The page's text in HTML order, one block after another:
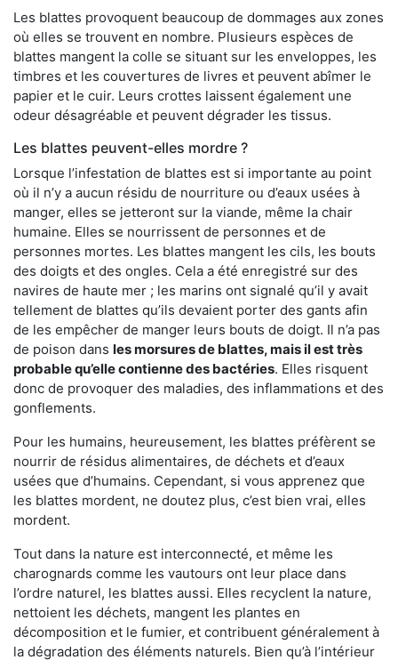
Les blattes provoquent beaucoup de dommages aux zones
où elles se trouvent en nombre. Plusieurs espèces de
blattes mangent la colle se situant sur les enveloppes, les
timbres et les couvertures de livres et peuvent abîmer le
papier et le cuir. Leurs crottes laissent également une
odeur désagréable et peuvent dégrader les tissus.
Les blattes peuvent-elles mordre ?
Lorsque l’infestation de blattes est si importante au point
où il n’y a aucun résidu de nourriture ou d’eaux usées à
manger, elles se jetteront sur la viande, même la chair
humaine. Elles se nourrissent de personnes et de
personnes mortes. Les blattes mangent les cils, les bouts
des doigts et des ongles. Cela a été enregistré sur des
navires de haute mer ; les marins ont signalé qu’il y avait
tellement de blattes qu’ils devaient porter des gants afin
de les empêcher de manger leurs bouts de doigt. Il n’a pas
de poison dans les morsures de blattes, mais il est très
probable qu’elle contienne des bactéries. Elles risquent
donc de provoquer des maladies, des inflammations et des
gonflements.
Pour les humains, heureusement, les blattes préfèrent se
nourrir de résidus alimentaires, de déchets et d’eaux
usées que d’humains. Cependant, si vous apprenez que
les blattes mordent, ne doutez plus, c’est bien vrai, elles
mordent.
Tout dans la nature est interconnecté, et même les
charognards comme les vautours ont leur place dans
l’ordre naturel, les blattes aussi. Elles recyclent la nature,
nettoient les déchets, mangent les plantes en
décomposition et le fumier, et contribuent généralement à
la dégradation des éléments naturels. Bien qu’à l’intérieur